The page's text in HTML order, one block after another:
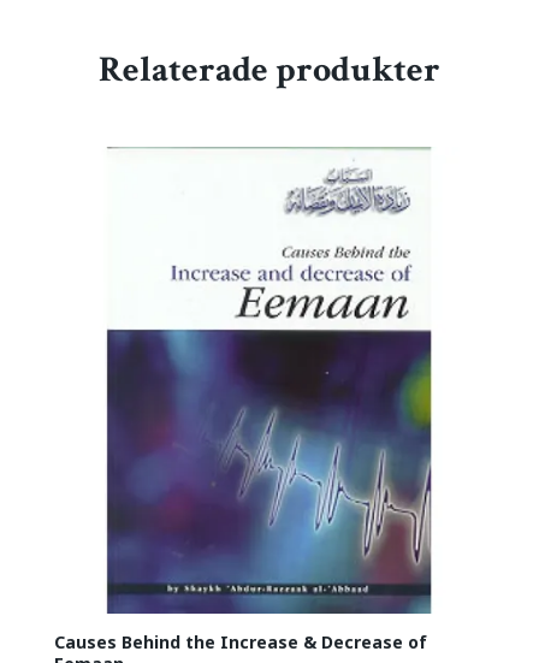
Relaterade produkter
Causes Behind the Increase & Decrease of